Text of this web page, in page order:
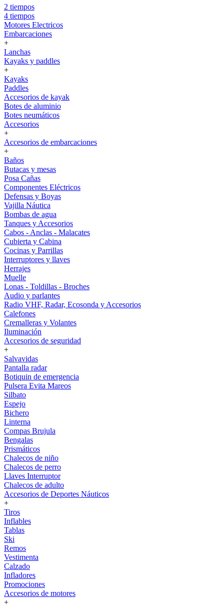
2 tiempos
4 tiempos
Motores Electricos
Embarcaciones
+
Lanchas
Kayaks y paddles
+
Kayaks
Paddles
Accesorios de kayak
Botes de aluminio
Botes neumáticos
Accesorios
+
Accesorios de embarcaciones
+
Baños
Butacas y mesas
Posa Cañas
Componentes Eléctricos
Defensas y Boyas
Vajilla Náutica
Bombas de agua
Tanques y Accesorios
Cabos - Anclas - Malacates
Cubierta y Cabina
Cocinas y Parrillas
Interruptores y llaves
Herrajes
Muelle
Lonas - Toldillas - Broches
Audio y parlantes
Radio VHF, Radar, Ecosonda y Accesorios
Calefones
Cremalleras y Volantes
Iluminación
Accesorios de seguridad
+
Salvavidas
Pantalla radar
Botiquin de emergencia
Pulsera Evita Mareos
Silbato
Espejo
Bichero
Linterna
Compas Brujula
Bengalas
Prismáticos
Chalecos de niño
Chalecos de perro
Llaves Interruptor
Chalecos de adulto
Accesorios de Deportes Náuticos
+
Tiros
Inflables
Tablas
Ski
Remos
Vestimenta
Calzado
Infladores
Promociones
Accesorios de motores
+